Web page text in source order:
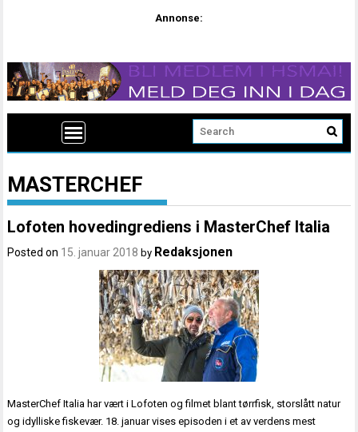
Annonse:
MASTERCHEF
Lofoten hovedingrediens i MasterChef Italia
Posted on 15. januar 2018 by Redaksjonen
MasterChef Italia har vært i Lofoten og filmet blant tørrfisk, storslått natur
og idylliske fiskevær. 18. januar vises episoden i et av verdens mest